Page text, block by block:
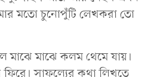
মতো চুনোপুঁটি লেখকরা তো
মাঝে মাঝে কলম থেমে যায়।
সাফল্যের কথা লিখতে